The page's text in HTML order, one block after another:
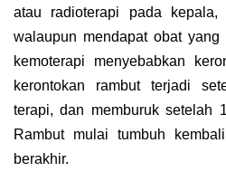
atau radioterapi pada kepala,
walaupun mendapat obat
kemoterapi menyebabkan
kerontokan rambut terjadi
terapi, dan memburuk setelah
Rambut mulai tumbuh
berakhir.